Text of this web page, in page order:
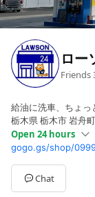
ロー
Friends
給油に洗車、ちょっ
栃木県 栃木市 岩舟
Open 24 hours
MonOpen 24 hours
TueOpen 24 hours
WedOpen 24 hours
ThuOpen 24 hours
gogo.gs/shop/
Chat